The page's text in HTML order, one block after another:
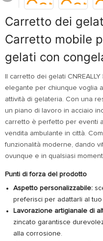
Carretto dei
Carretto mobile
gelati con
Il carretto dei gelati
elegante per chiunque voglia
attività di gelateria. Con una
un piano di lavoro in acciaio
carretto è perfetto per eventi
vendita ambulante in città.
funzionalità moderne, dando
ovunque e in qualsiasi
Punti di forza del prodotto
Aspetto personalizzabile:
preferisci per adattarli al tuo
Lavorazione artigianale di
zincato garantisce
alla corrosione.